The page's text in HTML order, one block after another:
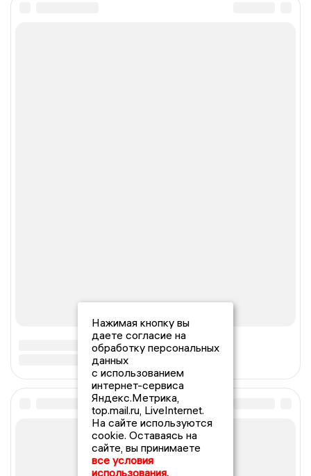
Нажимая кнопку вы
даете согласие на
обработку персональных
данных
с использованием
интернет-сервиса
Яндекс.Метрика,
top.mail.ru, LiveInternet.
На сайте используются
cookie. Оставаясь на
сайте, вы принимаете
все условия
использования.